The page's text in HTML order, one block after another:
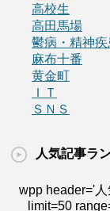
高校生
高田馬場
鬱病・精神疾
麻布十番
黄金町
ＩＴ
ＳＮＳ
人気記事ラ
wpp header='
limit=50